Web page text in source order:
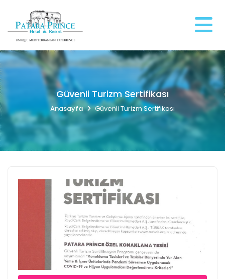
Güvenli Turizm Sertifikası
Anasayfa Güvenli Turizm Sertifikası